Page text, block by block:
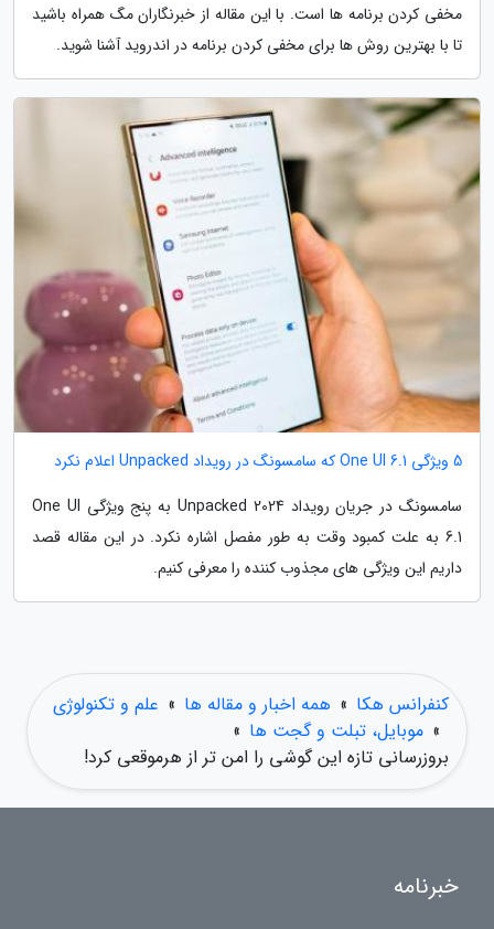
مخفی کردن برنامه ها است. با این مقاله از خبرنگاران مگ همراه باشید
تا با بهترین روش ها برای مخفی کردن برنامه در اندروید آشنا شوید.
5 ویژگی One UI 6.1 که سامسونگ در رویداد Unpacked اعلام نکرد
سامسونگ در جریان رویداد Unpacked 2024 به پنج ویژگی One UI
6.1 به علت کمبود وقت به طور مفصل اشاره نکرد. در این مقاله قصد
داریم این ویژگی های مجذوب کننده را معرفی کنیم.
کنفرانس هکا » همه اخبار و مقاله ها » علم و تکنولوژی
» موبایل، تبلت و گجت ها »
بروزرسانی تازه این گوشی را امن تر از هرموقعی کرد!
خبرنامه